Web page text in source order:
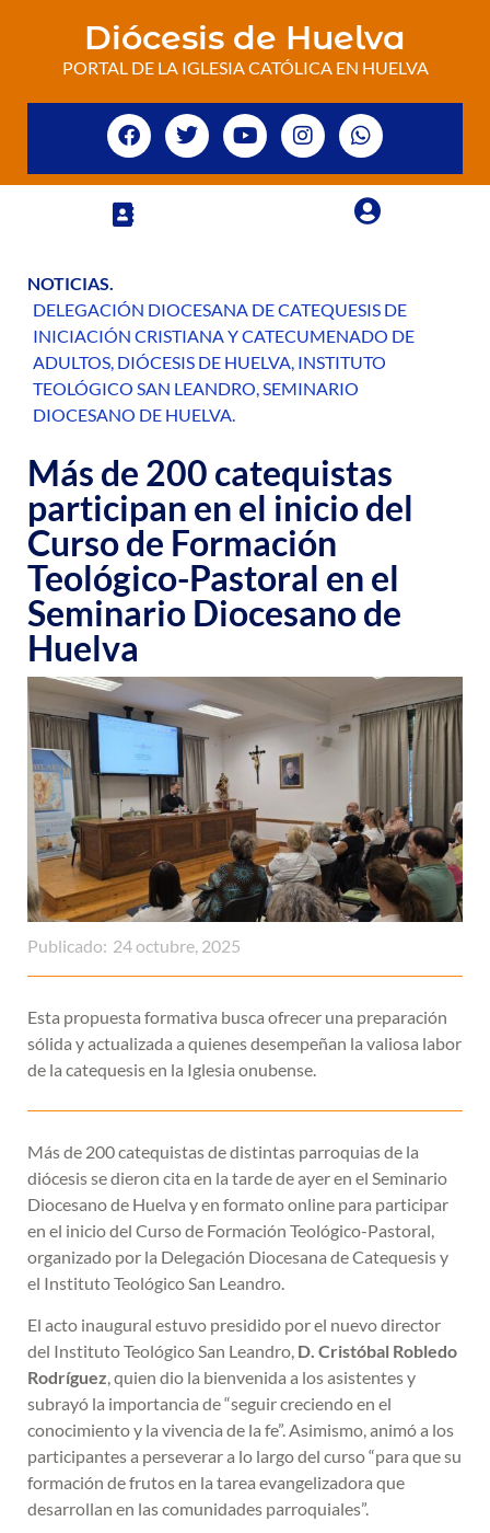
Diócesis de Huelva
PORTAL DE LA IGLESIA CATÓLICA EN HUELVA
NOTICIAS.
DELEGACIÓN DIOCESANA DE CATEQUESIS DE
INICIACIÓN CRISTIANA Y CATECUMENADO DE
ADULTOS, DIÓCESIS DE HUELVA, INSTITUTO
TEOLÓGICO SAN LEANDRO,SEMINARIO
DIOCESANO DE HUELVA.
Más de 200 catequistas
participan en el inicio del
Curso de Formación
Teológico-Pastoral en el
Seminario Diocesano de
Huelva
Publicado: 24 octubre, 2025
Esta propuesta formativa busca ofrecer una preparación
sólida y actualizada a quienes desempeñan la valiosa labor
de la catequesis en la Iglesia onubense.
Más de 200 catequistas de distintas parroquias de la
diócesis se dieron cita en la tarde de ayer en el Seminario
Diocesano de Huelva y en formato online para participar
en el inicio del Curso de Formación Teológico-Pastoral,
organizado por la Delegación Diocesana de Catequesis y
el Instituto Teológico San Leandro.
El acto inaugural estuvo presidido por el nuevo director
del Instituto Teológico San Leandro, D. Cristóbal Robledo
Rodríguez, quien dio la bienvenida a los asistentes y
subrayó la importancia de “seguir creciendo en el
conocimiento y la vivencia de la fe”. Asimismo, animó a los
participantes a perseverar a lo largo del curso “para que su
formación de frutos en la tarea evangelizadora que
desarrollan en las comunidades parroquiales”.